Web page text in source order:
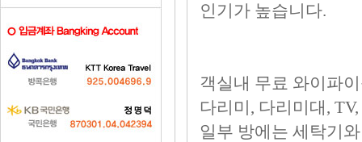
인기가 높습니다.
객실내 무료 와이파
다리미, 다리미대,
일부 방에는 세탁기